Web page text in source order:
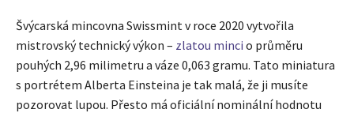
Švýcarská mincovna Swissmint v roce 2020 vytvořila
mistrovský technický výkon – zlatou minci o průměru
pouhých 2,96 milimetru a váze 0,063 gramu. Tato miniatura
s portrétem Alberta Einsteina je tak malá, že ji musíte
pozorovat lupou. Přesto má oficiální nominální hodnotu